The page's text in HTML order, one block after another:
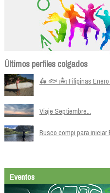
Últimos perfiles colgados
🛵 🐟 🏝️ Filipinas Enero
Viaje Septiembre...
Busco compi para iniciar
Eventos